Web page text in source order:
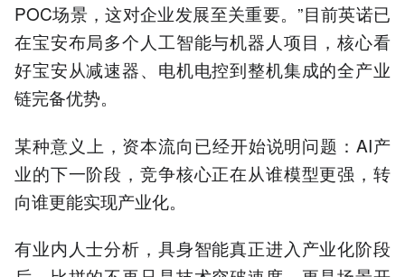
POC场景，这对企业发展至关重要。”目前英诺已
在宝安布局多个人工智能与机器人项目，核心看
好宝安从减速器、电机电控到整机集成的全产业
链完备优势。
某种意义上，资本流向已经开始说明问题：AI产
业的下一阶段，竞争核心正在从谁模型更强，转
向谁更能实现产业化。
有业内人士分析，具身智能真正进入产业化阶段